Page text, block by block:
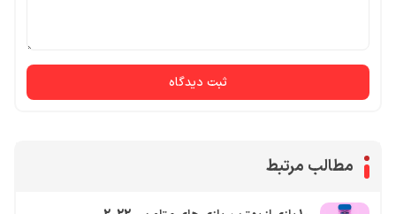
ثبت دیدگاه
مطالب مرتبط